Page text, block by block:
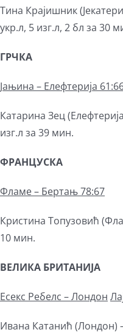
Тина Крајишник
укр.л, 5 изг.л, 2 бл за 30
ГРЧКА
Јањина – Елефтерија
Катарина Зец
изг.л за 39 мин.
ФРАНЦУСКА
Фламе – Бертањ 78:67
Кристина Топузовић
10 мин.
ВЕЛИКА БРИТАНИЈА
Есекс Ребелс – Лондон
Ивана Катанић (Лондон)